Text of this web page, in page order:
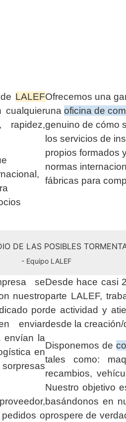
LALEF
cualquier
rapidez,
Ofrecemos una
una oficina de
genuino de cómo
los servicios de
propios formados
normas
fábricas para
DE LAS POSIBLES
- Equipo LALEF
se
nuestro
por
enviar
envían la
en
o
Desde hace casi
parte LALEF,
de actividad y
desde la
Disponemos de
tales como:
recambios,
Nuestro objetivo
basándonos en
prospere de